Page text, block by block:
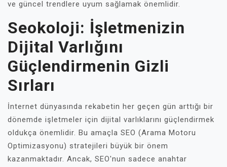
ve güncel trendlere uyum sağlamak önemlidir.
Seokoloji: İşletmenizin
Dijital Varlığını
Güçlendirmenin Gizli
Sırları
İnternet dünyasında rekabetin her geçen gün arttığı bir
dönemde işletmeler için dijital varlıklarını güçlendirmek
oldukça önemlidir. Bu amaçla SEO (Arama Motoru
Optimizasyonu) stratejileri büyük bir önem
kazanmaktadır. Ancak, SEO'nun sadece anahtar